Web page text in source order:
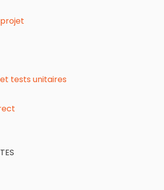
tests unitaires